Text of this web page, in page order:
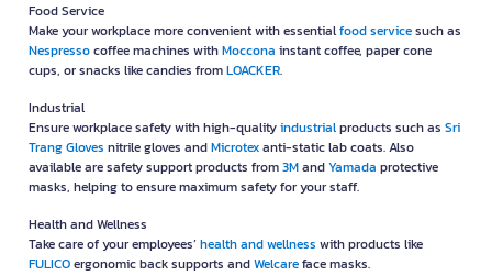
Food Service
Make your workplace more convenient with essentialfood servicesuch as
Nespressocoffee machines withMoccona instant coffee, paper cone
cups, or snacks like candies fromLOACKER.
Industrial
Ensure workplace safety with high-qualityindustrialproducts such as Sri
Trang Gloves nitrile gloves andMicrotexanti-static lab coats. Also
available are safety support products from3MandYamada protective
masks, helping to ensure maximum safety for your staff.
Health and Wellness
Take care of your employees’health and wellness with products like
FULICOergonomic back supports andWelcareface masks.